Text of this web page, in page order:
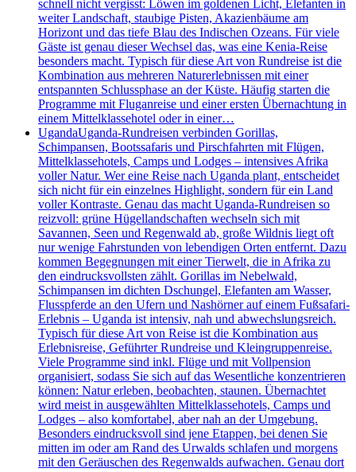
schnell nicht vergisst: Löwen im goldenen Licht, Elefanten in
weiter Landschaft, staubige Pisten, Akazienbäume am
Horizont und das tiefe Blau des Indischen Ozeans. Für viele
Gäste ist genau dieser Wechsel das, was eine Kenia-Reise
besonders macht. Typisch für diese Art von Rundreise ist die
Kombination aus mehreren Naturerlebnissen mit einer
entspannten Schlussphase an der Küste. Häufig starten die
Programme mit Fluganreise und einer ersten Übernachtung in
einem Mittelklassehotel oder in einer…
UgandaUganda-Rundreisen verbinden Gorillas,
Schimpansen, Bootssafaris und Pirschfahrten mit Flügen,
Mittelklassehotels, Camps und Lodges – intensives Afrika
voller Natur. Wer eine Reise nach Uganda plant, entscheidet
sich nicht für ein einzelnes Highlight, sondern für ein Land
voller Kontraste. Genau das macht Uganda-Rundreisen so
reizvoll: grüne Hügellandschaften wechseln sich mit
Savannen, Seen und Regenwald ab, große Wildnis liegt oft
nur wenige Fahrstunden von lebendigen Orten entfernt. Dazu
kommen Begegnungen mit einer Tierwelt, die in Afrika zu
den eindrucksvollsten zählt. Gorillas im Nebelwald,
Schimpansen im dichten Dschungel, Elefanten am Wasser,
Flusspferde an den Ufern und Nashörner auf einem Fußsafari-
Erlebnis – Uganda ist intensiv, nah und abwechslungsreich.
Typisch für diese Art von Reise ist die Kombination aus
Erlebnisreise, Geführter Rundreise und Kleingruppenreise.
Viele Programme sind inkl. Flüge und mit Vollpension
organisiert, sodass Sie sich auf das Wesentliche konzentrieren
können: Natur erleben, beobachten, staunen. Übernachtet
wird meist in ausgewählten Mittelklassehotels, Camps und
Lodges – also komfortabel, aber nah an der Umgebung.
Besonders eindrucksvoll sind jene Etappen, bei denen Sie
mitten im oder am Rand des Urwalds schlafen und morgens
mit den Geräuschen des Regenwalds aufwachen. Genau dort